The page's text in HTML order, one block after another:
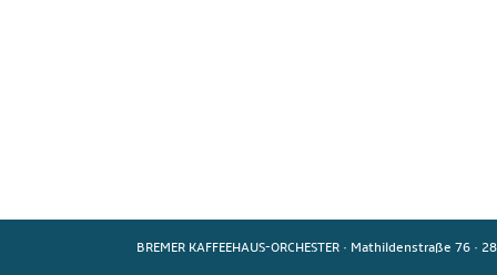
BREMER KAFFEEHAUS-ORCHESTER · Mathildenstraße 76 ·